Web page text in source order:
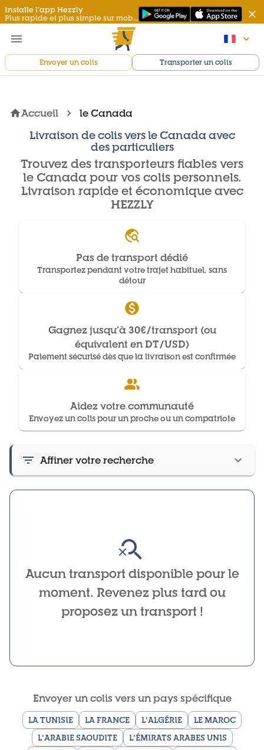
Installe l’app Hezzly
Plus rapide et plus simple sur mobile
Envoyer un colis Transporter un colis
Accueil le Canada
Livraison de colis vers le Canada avec
des particuliers
Trouvez des transporteurs fiables vers
le Canada pour vos colis personnels.
Livraison rapide et économique avec
HEZZLY
Pas de transport dédié
Transportez pendant votre trajet habituel, sans
détour
Gagnez jusqu’à 30€/transport (ou
équivalent en DT/USD)
Paiement sécurisé dès que la livraison est confirmée
Aidez votre communauté
Envoyez un colis pour un proche ou un compatriote
Affiner votre recherche
Aucun transport disponible pour le
moment. Revenez plus tard ou
proposez un transport !
Envoyer un colis vers un pays spécifique
LA TUNISIE LA FRANCE L'ALGÉRIE
LE MAROC
L'ARABIE SAOUDITE
L'ÉMIRATS ARABES UNIS